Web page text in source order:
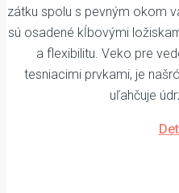
zátku spolu s pevným okom
sú osadené kĺbovými
a flexibilitu. Veko pre
tesniacimi prvkami, je
uľahčuje